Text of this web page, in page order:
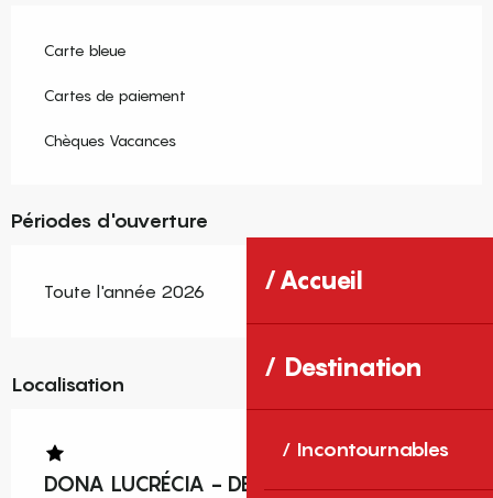
Accueil
Destination
Incontournables
Carte bleue
Cartes de paiement
Chèques Vacances
Périodes d'ouverture
Toute l'année 2026
Localisation
DONA LUCRÉCIA - DEMEURE CATALANE